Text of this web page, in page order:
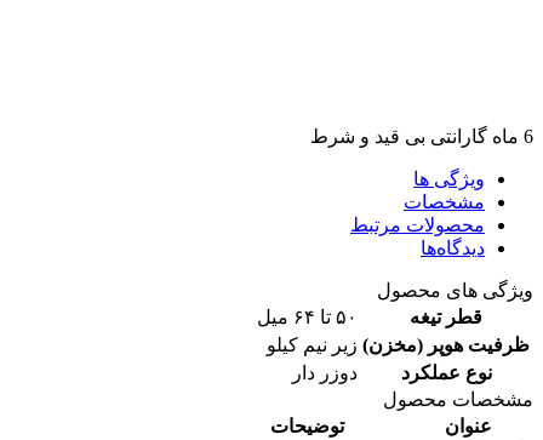
6 ماه گارانتی بی قید و شرط
ویژگی ها
مشخصات
محصولات مرتبط
دیدگاه‌ها
ویژگی های محصول
قطر تیغه
۵۰ تا ۶۴ میل
ظرفیت هوپر (مخزن) زیر نیم کیلو
نوع عملکرد
دوزر دار
مشخصات محصول
عنوان
توضیحات